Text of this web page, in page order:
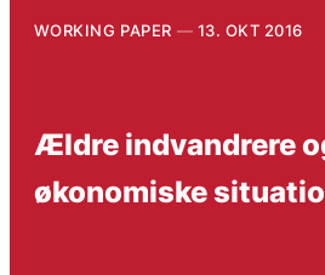
WORKING PAPER 13. OKT 2016
Ældre indvandrere
økonomiske